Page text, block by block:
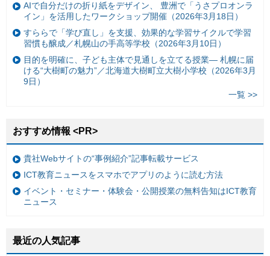
AIで自分だけの折り紙をデザイン、 豊洲で「うさプロオンラ
イン」を活用したワークショップ開催（2026年3月18日）
すららで「学び直し」を支援、効果的な学習サイクルで学習
習慣も醸成／札幌山の手高等学校（2026年3月10日）
目的を明確に、子ども主体で見通しを立てる授業— 札幌に届
ける“大樹町の魅力”／北海道大樹町立大樹小学校（2026年3月
9日）
一覧 >>
おすすめ情報 <PR>
貴社Webサイトの“事例紹介”記事転載サービス
ICT教育ニュースをスマホでアプリのように読む方法
イベント・セミナー・体験会・公開授業の無料告知はICT教育
ニュース
最近の人気記事